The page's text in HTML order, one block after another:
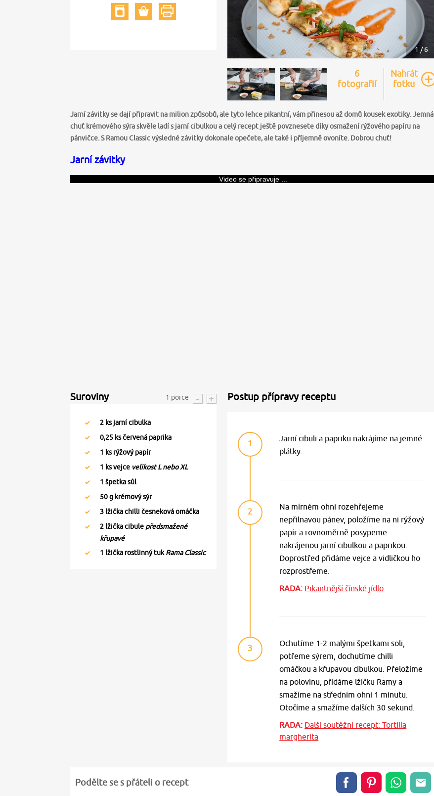
1 / 6
6
fotografií
Nahrát
fotku
Jarní závitky se dají připravit na milion způsobů, ale tyto lehce pikantní, vám přinesou až domů kousek exotiky. Jemná
chuť krémového sýra skvěle ladí s jarní cibulkou a celý recept ještě povznesete díky osmažení rýžového papíru na
pánvičce. S Ramou Classic výsledné závitky dokonale opečete, ale také i příjemně ovoníte. Dobrou chuť!
Jarní závitky
Video se připravuje ...
Suroviny 1 porce
2 ks jarní cibulka
0,25 ks červená paprika
1 ks rýžový papír
1 ks vejce velikost L nebo XL
1 špetka sůl
50g krémový sýr
3 lžička chilli česneková omáčka
2 lžička cibule předsmažené
křupavé
1 lžička rostlinný tukRama Classic
Postup přípravy receptu
1
Jarní cibuli a papriku nakrájíme na jemné
plátky.
2
Na mírném ohni rozehřejeme
nepřilnavou pánev, položíme na ni rýžový
papír a rovnoměrně posypeme
nakrájenou jarní cibulkou a paprikou.
Doprostřed přidáme vejce a vidličkou ho
rozprostřeme.
RADA: Pikantnější čínské jídlo
3
Ochutíme 1-2 malými špetkami soli,
potřeme sýrem, dochutíme chilli
omáčkou a křupavou cibulkou. Přeložíme
na polovinu, přidáme lžičku Ramy a
smažíme na středním ohni 1 minutu.
Otočíme a smažíme dalších 30 sekund.
RADA: Další soutěžní recept: Tortilla
margherita
Podělte se s přáteli o recept